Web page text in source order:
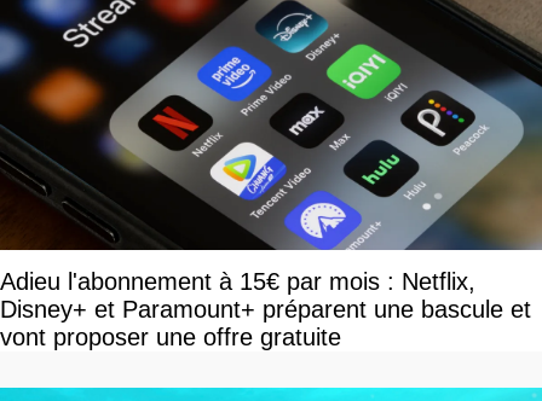
Adieu l'abonnement à 15€ par mois : Netflix,
Disney+ et Paramount+ préparent une bascule et
vont proposer une offre gratuite